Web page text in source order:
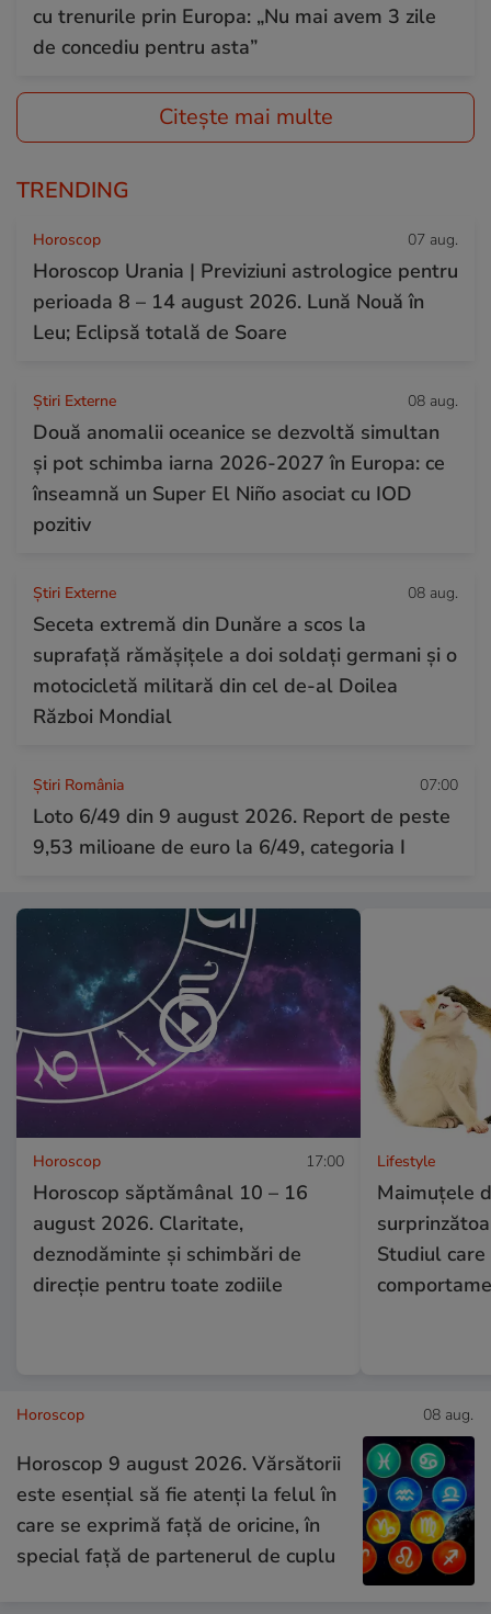
cu trenurile prin Europa: „Nu mai avem 3 zile
de concediu pentru asta”
Citește mai multe
TRENDING
Horoscop 07 aug.
Horoscop Urania | Previziuni astrologice pentru
perioada 8 – 14 august 2026. Lună Nouă în
Leu; Eclipsă totală de Soare
Știri Externe 08 aug.
Două anomalii oceanice se dezvoltă simultan
și pot schimba iarna 2026-2027 în Europa: ce
înseamnă un Super El Niño asociat cu IOD
pozitiv
Știri Externe 08 aug.
Seceta extremă din Dunăre a scos la
suprafață rămășițele a doi soldați germani și o
motocicletă militară din cel de-al Doilea
Război Mondial
Știri România 07:00
Loto 6/49 din 9 august 2026. Report de peste
9,53 milioane de euro la 6/49, categoria I
Horoscop 17:00
Horoscop săptămânal 10 – 16
august 2026. Claritate,
deznodăminte și schimbări de
direcție pentru toate zodiile
Lifestyle
Maimuțele
Studiul
Horoscop 08 aug.
Horoscop 9 august 2026. Vărsătorii
este esențial să fie atenți la felul în
care se exprimă față de oricine, în
special față de partenerul de cuplu